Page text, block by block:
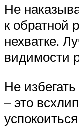
Не
к обратной
нехватке.
видимости
Не
– это